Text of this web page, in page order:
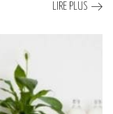
LIRE PLUS